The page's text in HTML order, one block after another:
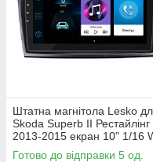
Штатна магнітола Lesko
Skoda Superb II Рестайлінг
2013-2015 екран 10" 1/16
Fi Base GPS Android Шкода
Готово до відправки 5 од.